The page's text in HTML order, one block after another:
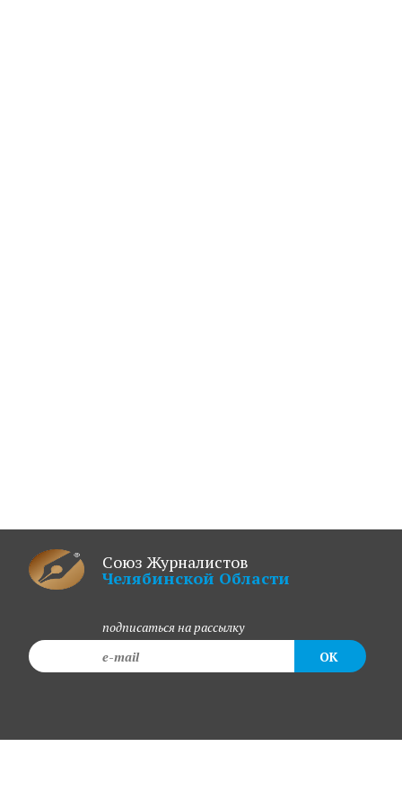
Союз Журналистов
Челябинской Области
подписаться на рассылку